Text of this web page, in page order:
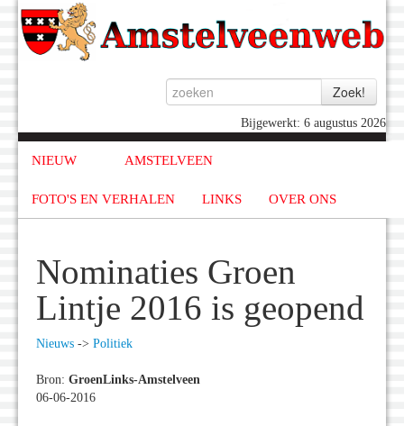
Bijgewerkt: 6 augustus 2026
NIEUW AMSTELVEEN
FOTO'S EN VERHALEN LINKS OVER ONS
Nominaties Groen
Lintje 2016 is geopend
Nieuws -> Politiek
Bron: GroenLinks-Amstelveen
06-06-2016